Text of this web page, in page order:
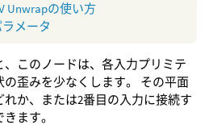
Unwrapの使い方
ラメータ
このノードは、各入力プリミテ
歪みを少なくします。 その平面
か、または2番目の入力に接続す
ます。